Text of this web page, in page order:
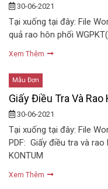
30-06-2021
Tại xuống tại đây: File
quả rao hôn phối
Xem Thêm
Mẫu Đơn
Giấy Điều Tra Và Rao
30-06-2021
Tại xuống tại đây: File
PDF: Giấy điều tra và
KONTUM
Xem Thêm